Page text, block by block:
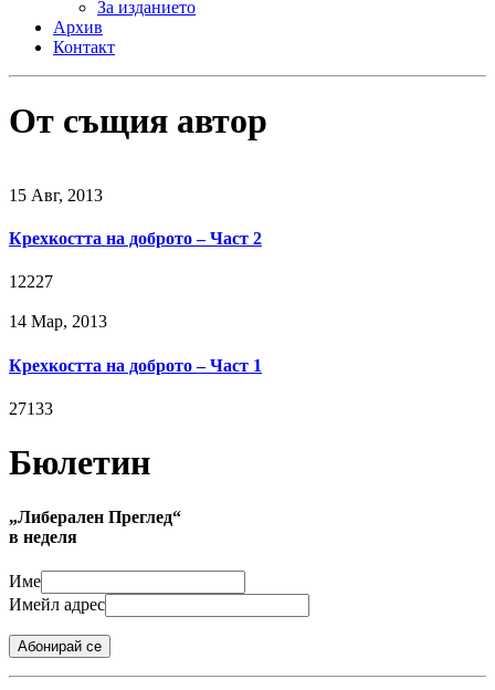
За изданието
Архив
Контакт
От същия автор
15 Авг, 2013
Крехкостта на доброто – Част 2
12227
14 Мар, 2013
Крехкостта на доброто – Част 1
27133
Бюлетин
„Либерален Преглед“
в неделя
Име
Имейл адрес
Абонирай се